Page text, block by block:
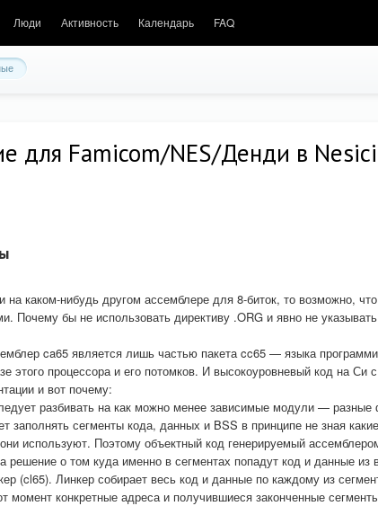
Люди Активность Календарь FAQ
для Famicom/NES/Денди в
каком-нибудь другом ассемблере для 8-биток, то возможно,
Почему бы не использовать директиву .ORG и явно не
ca65 является лишь частью пакета cc65 — языка
этого процессора и его потомков. И высокоуровневый код на Си
и вот почему:
разбивать на как можно менее зависимые модули —
заполнять сегменты кода, данных и BSS в принципе не зная
используют. Поэтому объектный код генерируемый
решение о том куда именно в сегментах попадут код и данные
(cl65). Линкер собирает весь код и данные по каждому из
момент конкретные адреса и получившиеся законченные